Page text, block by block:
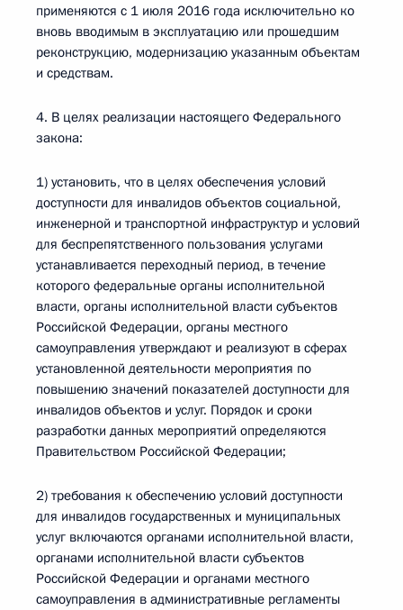
применяются с 1 июля 2016 года исключительно ко
вновь вводимым в эксплуатацию или прошедшим
реконструкцию, модернизацию указанным объектам
и средствам.
4. В целях реализации настоящего Федерального
закона:
1) установить, что в целях обеспечения условий
доступности для инвалидов объектов социальной,
инженерной и транспортной инфраструктур и условий
для беспрепятственного пользования услугами
устанавливается переходный период, в течение
которого федеральные органы исполнительной
власти, органы исполнительной власти субъектов
Российской Федерации, органы местного
самоуправления утверждают и реализуют в сферах
установленной деятельности мероприятия по
повышению значений показателей доступности для
инвалидов объектов и услуг. Порядок и сроки
разработки данных мероприятий определяются
Правительством Российской Федерации;
2) требования к обеспечению условий доступности
для инвалидов государственных и муниципальных
услуг включаются органами исполнительной власти,
органами исполнительной власти субъектов
Российской Федерации и органами местного
самоуправления в административные регламенты